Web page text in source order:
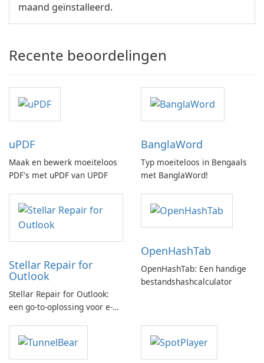
maand geïnstalleerd.
Recente beoordelingen
uPDF
Maak en bewerk moeiteloos
PDF's met uPDF van UPDF
BanglaWord
Typ moeiteloos in Bengaals
met BanglaWord!
Stellar Repair for
Outlook
Stellar Repair for Outlook:
een go-to-oplossing voor e-
OpenHashTab
OpenHashTab: Een handige
bestandshashcalculator